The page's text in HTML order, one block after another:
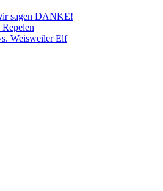
sagen DANKE!
Weisweiler Elf